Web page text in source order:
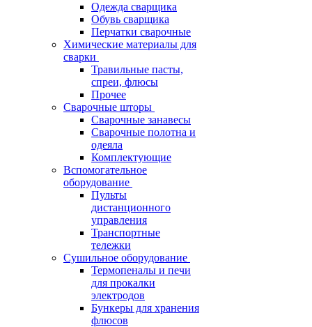
Одежда сварщика
Обувь сварщика
Перчатки сварочные
Химические материалы для
сварки
Травильные пасты,
спреи, флюсы
Прочее
Сварочные шторы
Сварочные занавесы
Сварочные полотна и
одеяла
Комплектующие
Вспомогательное
оборудование
Пульты
дистанционного
управления
Транспортные
тележки
Сушильное оборудование
Термопеналы и печи
для прокалки
электродов
Бункеры для хранения
флюсов